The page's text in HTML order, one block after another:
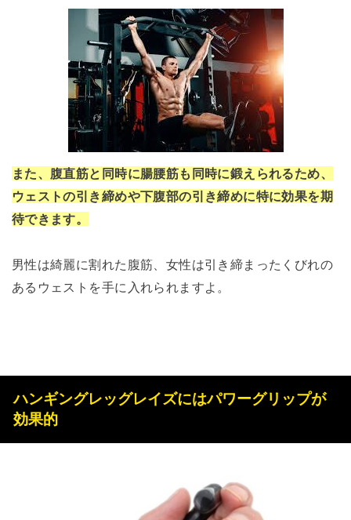
また、腹直筋と同時に腸腰筋も同時に鍛えられるため、
ウェストの引き締めや下腹部の引き締めに特に効果を期
待できます。
男性は綺麗に割れた腹筋、女性は引き締まったくびれの
あるウェストを手に入れられますよ。
ハンギングレッグレイズにはパワーグリップが
効果的